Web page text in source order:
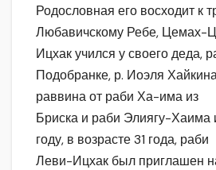
Родословная его восходит к
Любавичскому Ребе, Цемах-
Ицхак учился у своего деда,
Подобранке, р. Иоэля
раввина от раби Ха-има из
Бриска и раби Элиягу-Хаима
году, в возрасте 31 года, раби
Леви-Ицхак был приглашен